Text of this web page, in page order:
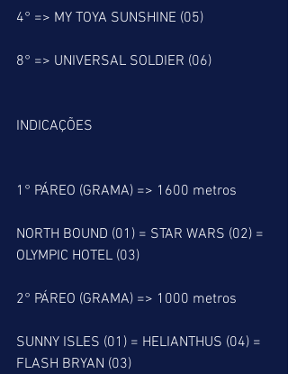
4° => MY TOYA SUNSHINE (05)
8° => UNIVERSAL SOLDIER (06)
INDICAÇÕES
1° PÁREO (GRAMA) => 1600 metros
NORTH BOUND (01) = STAR WARS (02) =
OLYMPIC HOTEL (03)
2° PÁREO (GRAMA) => 1000 metros
SUNNY ISLES (01) = HELIANTHUS (04) =
FLASH BRYAN (03)